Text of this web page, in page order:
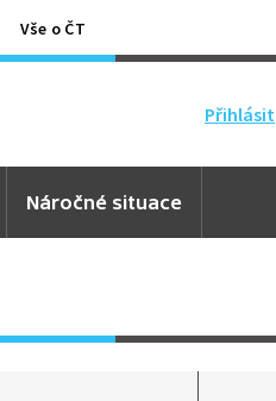
Vše o ČT
Přihlásit
Náročné situace